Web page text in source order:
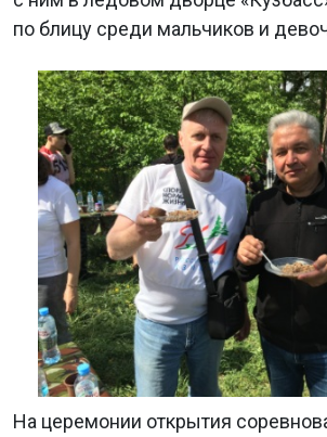
по блицу среди мальчиков и
На церемонии открытия